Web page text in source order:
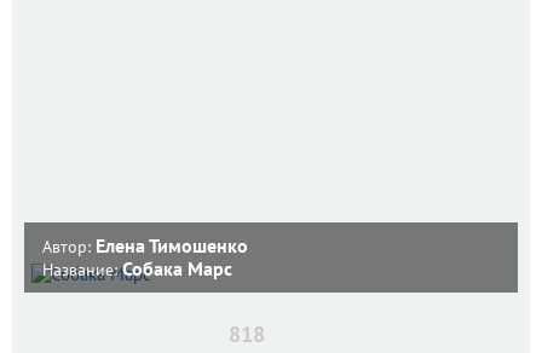
Автор: Елена Тимошенко
Название:Собака Марс
818